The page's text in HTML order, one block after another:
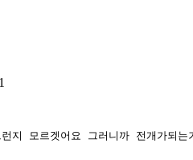
지 모르겟어요 그러니까 전개가되